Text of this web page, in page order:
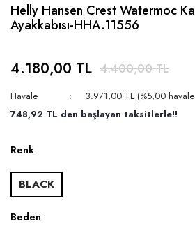
Helly Hansen Crest Watermoc
Ayakkabısı-HHA.11556
4.180,00 TL 4.400,00 TL
Havale
3.971,00 TL (%5,00
748,92 TL den başlayan taksitlerle!!
Renk
BLACK
Beden